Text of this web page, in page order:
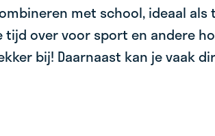
met school, ideaal als
over voor sport en andere
bij! Daarnaast kan je vaak